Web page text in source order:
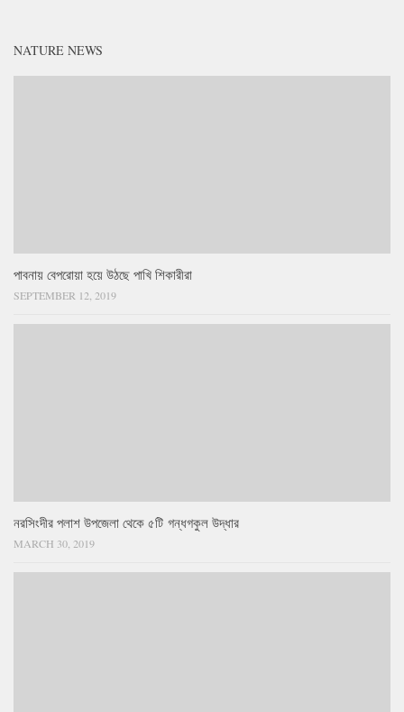
NATURE NEWS
পাবনায় বেপরোয়া হয়ে উঠছে পাখি শিকারীরা
SEPTEMBER 12, 2019
নরসিংদীর পলাশ উপজেলা থেকে ৫টি গন্ধগকুল উদ্ধার
MARCH 30, 2019